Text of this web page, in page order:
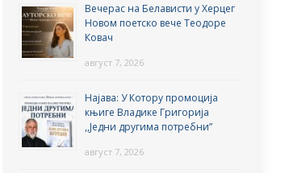
Вечерас на Белависти у Херцег
Новом поетско вече Теодоре
Ковач
август 7, 2026
Најава: У Котору промоција
књиге Владике Григорија
,,Једни другима потребни”
август 7, 2026